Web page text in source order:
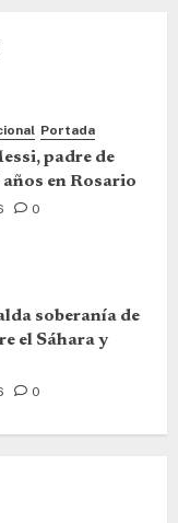
Portada
padre de
en Rosario
0
soberanía de
el Sáhara y
0